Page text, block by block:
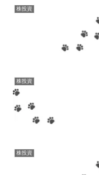
株投資
株投資
株投資